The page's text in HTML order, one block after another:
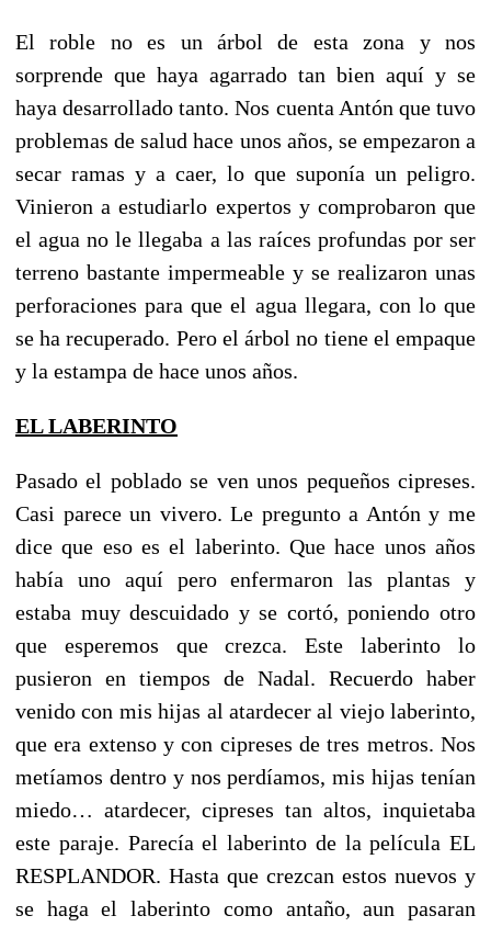
El roble no es un árbol de esta zona y nos
sorprende que haya agarrado tan bien aquí y se
haya desarrollado tanto. Nos cuenta Antón que tuvo
problemas de salud hace unos años, se empezaron a
secar ramas y a caer, lo que suponía un peligro.
Vinieron a estudiarlo expertos y comprobaron que
el agua no le llegaba a las raíces profundas por ser
terreno bastante impermeable y se realizaron unas
perforaciones para que el agua llegara, con lo que
se ha recuperado. Pero el árbol no tiene el empaque
y la estampa de hace unos años.
EL LABERINTO
Pasado el poblado se ven unos pequeños cipreses.
Casi parece un vivero. Le pregunto a Antón y me
dice que eso es el laberinto. Que hace unos años
había uno aquí pero enfermaron las plantas y
estaba muy descuidado y se cortó, poniendo otro
que esperemos que crezca. Este laberinto lo
pusieron en tiempos de Nadal. Recuerdo haber
venido con mis hijas al atardecer al viejo laberinto,
que era extenso y con cipreses de tres metros. Nos
metíamos dentro y nos perdíamos, mis hijas tenían
miedo… atardecer, cipreses tan altos, inquietaba
este paraje. Parecía el laberinto de la película EL
RESPLANDOR. Hasta que crezcan estos nuevos y
se haga el laberinto como antaño, aun pasaran